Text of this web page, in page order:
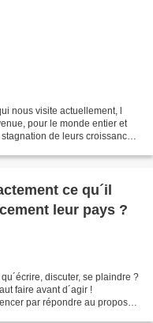
nous visite actuellement, l
pour le monde entier et
de leurs croissances
ce qu´il
leur pays ?
discuter, se plaindre ?
faire avant d´agir !
par répondre au propos